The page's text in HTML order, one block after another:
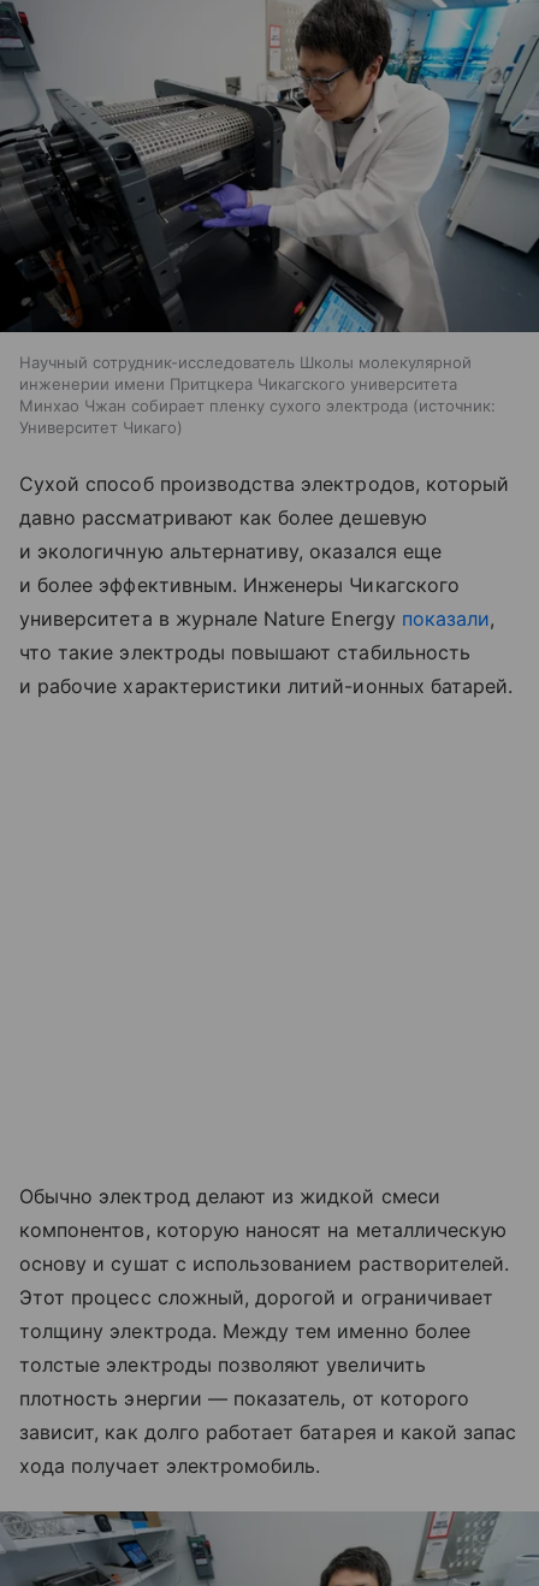
Научный сотрудник-исследователь Школы молекулярной
инженерии имени Притцкера Чикагского университета
Минхао Чжан собирает пленку сухого электрода
источник:
Университет Чикаго
Сухой способ производства электродов, который
давно рассматривают как более дешевую
и экологичную альтернативу, оказался еще
и более эффективным. Инженеры Чикагского
университета в журнале Nature Energy показали,
что такие электроды повышают стабильность
и рабочие характеристики литий-ионных батарей.
Обычно электрод делают из жидкой смеси
компонентов, которую наносят на металлическую
основу и сушат с использованием растворителей.
Этот процесс сложный, дорогой и ограничивает
толщину электрода. Между тем именно более
толстые электроды позволяют увеличить
плотность энергии — показатель, от которого
зависит, как долго работает батарея и какой запас
хода получает электромобиль.